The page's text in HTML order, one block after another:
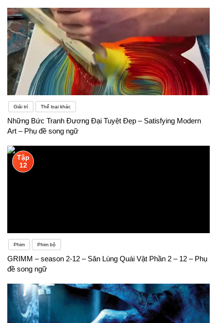
Giải trí Thể loại khác
Những Bức Tranh Đương Đại Tuyệt Đẹp – Satisfying Modern
Art – Phụ đề song ngữ
Tập
12
Phim Phim bộ
GRIMM – season 2-12 – Săn Lùng Quái Vật Phần 2 – 12 – Phụ
đề song ngữ